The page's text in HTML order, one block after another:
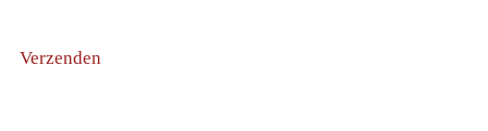
Verzenden